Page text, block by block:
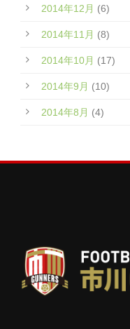
2014年12月 (6)
2014年11月 (8)
2014年10月 (17)
2014年9月 (10)
2014年8月 (4)